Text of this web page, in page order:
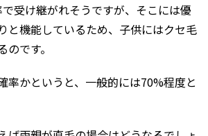
受け継がれそうですが、そこには優
と機能しているため、子供にはクセ毛
です。
率かというと、一般的には70%程度と